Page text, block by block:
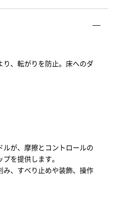
り、転がりを防止。床へのダ
ルが、摩擦とコントロールの
を提供します。
、すべり止めや装飾、操作